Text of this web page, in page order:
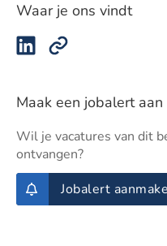
Waar je ons vindt
Maak een jobalert aan
Wil je vacatures van dit
ontvangen?
Jobalert